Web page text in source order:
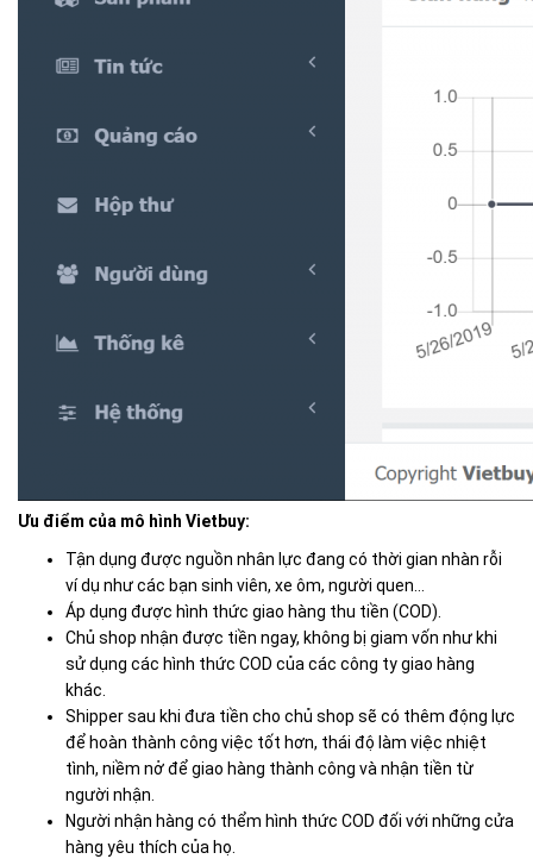
Ưu điểm của mô hình Vietbuy:
Tận dụng được nguồn nhân lực đang có thời gian nhàn rỗi
ví dụ như các bạn sinh viên, xe ôm, người quen…
Áp dụng được hình thức giao hàng thu tiền (COD).
Chủ shop nhận được tiền ngay, không bị giam vốn như khi
sử dụng các hình thức COD của các công ty giao hàng
khác.
Shipper sau khi đưa tiền cho chủ shop sẽ có thêm động lực
để hoàn thành công việc tốt hơn, thái độ làm việc nhiệt
tình, niềm nở để giao hàng thành công và nhận tiền từ
người nhận.
Người nhận hàng có thểm hình thức COD đối với những cửa
hàng yêu thích của họ.